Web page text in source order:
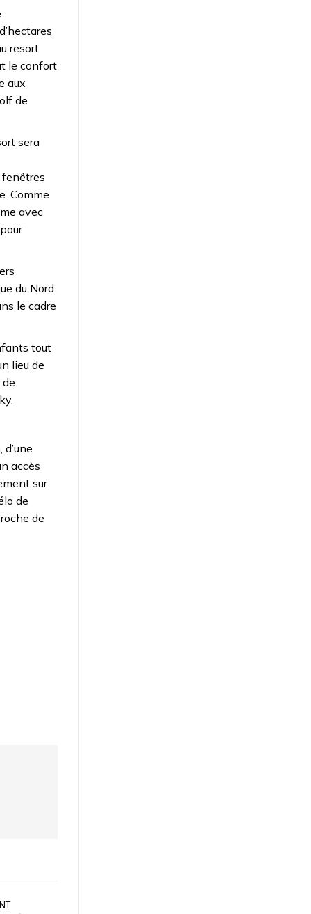
resort
le confort
aux
de
sera
fenêtres
Comme
avec
du Nord.
le cadre
tout
lieu de
accès
sur
de
de